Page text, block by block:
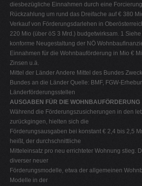
diesbezügliche Einnahmen durch eine
Rückzahlung um rund das Dreifache auf € 380
Verkauf von Förderungsdarlehen in
220 Mio (über öS 3 Mrd.) budgetwirksam. 1
konforme Neugestaltung der NÖ
Einnahmen für die Wohnbauförderung in Mio €
Zinsen u.ä.
Mittel der Länder Andere Mittel des Bundes
Bundes an die Länder Quelle: BMF, FGW-
Länderförderungsstellen
AUSGABEN FÜR DIE WOHNBAUFÖRDERUNG
Während die Förderungszusicherungen in den
zurückgingen, hielten sich die
Förderungsausgaben bei konstant € 2,4 bis 2,5
heißt, der durchschnittliche
Mitteleinsatz pro neu errichteter Wohnung stieg.
diverser neuer
Förderungsmodelle, etwa der allgemeinen
Modelle in der